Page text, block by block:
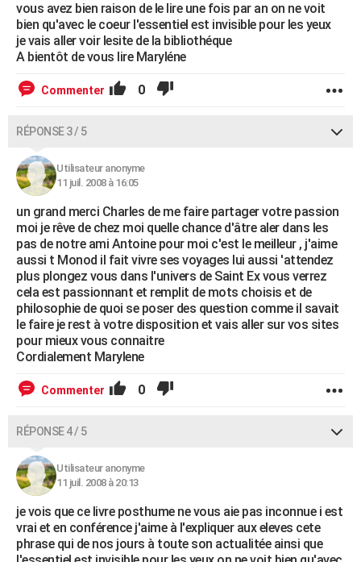
vous avez bien raison de le lire une fois par an on ne voit
bien qu'avec le coeur l'essentiel est invisible pour les yeux
je vais aller voir lesite de la bibliothéque
A bientôt de vous lire Maryléne
Commenter 0
RÉPONSE 3 / 5
Utilisateur anonyme
11 juil. 2008 à 16:05
un grand merci Charles de me faire partager votre passion
moi je rêve de chez moi quelle chance d'âtre aler dans les
pas de notre ami Antoine pour moi c'est le meilleur , j'aime
aussi t Monod il fait vivre ses voyages lui aussi 'attendez
plus plongez vous dans l'univers de Saint Ex vous verrez
cela est passionnant et remplit de mots choisis et de
philosophie de quoi se poser des question comme il savait
le faire je rest à votre disposition et vais aller sur vos sites
pour mieux vous connaitre
Cordialement Marylene
Commenter 0
RÉPONSE 4 / 5
Utilisateur anonyme
11 juil. 2008 à 20:13
je vois que ce livre posthume ne vous aie pas inconnue i est
vrai et en conférence j'aime à l'expliquer aux eleves cete
phrase qui de nos jours à toute son actualitée ainsi que